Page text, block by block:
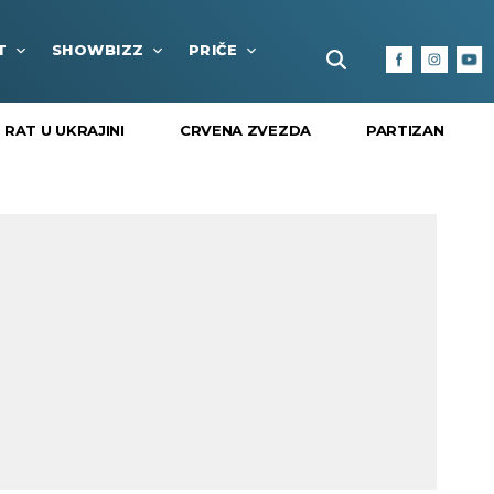
SHOWBIZZ PRIČE FUN BOX KULTURA I
RAT U UKRAJINI CRVENA ZVEZDA PARTIZAN